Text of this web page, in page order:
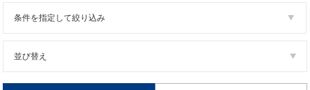
条件を指定して絞り込み
並び替え